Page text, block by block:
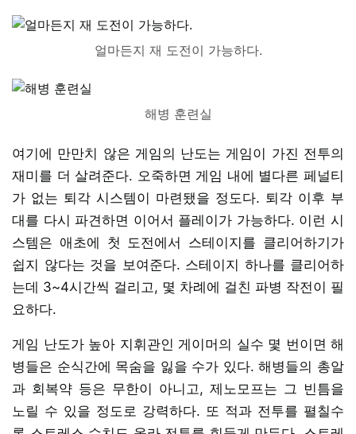
얼마든지 재 도전이 가능하다.
해병 훈련실
여기에 만만치 않은 게임의 난도는 게임이 가진 전투의
재미를 더 살려준다. 오죽하면 게임 내에 별다른 페널티
가 없는 퇴각 시스템이 마련됐을 정도다. 퇴각 이후 부
대를 다시 파견하면 이어서 플레이가 가능하다. 이런 시
스템은 애초에 첫 도전에서 스테이지를 클리어하기가
쉽지 않다는 것을 보여준다. 스테이지 하나를 클리어하
는데 3~4시간씩 걸리고, 몇 차례에 걸친 파병 작전이 필
요하다.
게임 난도가 높아 지휘관인 게이머의 실수 몇 번이면 해
병들은 순식간에 목숨을 잃을 수가 있다. 해병들의 총알
과 회복약 등은 무한이 아니고, 제노모프는 그 빈틈을
노릴 수 있을 정도로 강력하다. 또 적과 전투를 펼칠수